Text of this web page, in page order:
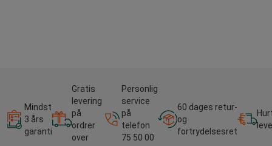
Mindst
3 års
garanti
Gratis
levering
på
ordrer
over
Personlig
service
på
telefon
75 50 00
60 dages retur-
og
fortrydelsesret